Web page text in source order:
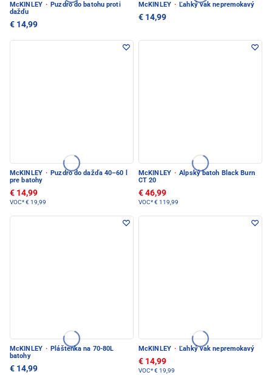
McKINLEY · Puzdro do batohu proti
dažďu
€ 14,99
McKINLEY · Ľahký vak nepremokavý
€ 14,99
McKINLEY · Puzdro do dažďa 40–60 l
pre batohy
€ 14,99
VOC*€ 19,99
McKINLEY · Alpský batoh Black Burn
CT 20
€ 46,99
VOC*€ 119,99
McKINLEY · Pláštenka na 70-80L
batohy
€ 14,99
McKINLEY · Ľahký vak nepremokavý
€ 14,99
VOC*€ 19,99